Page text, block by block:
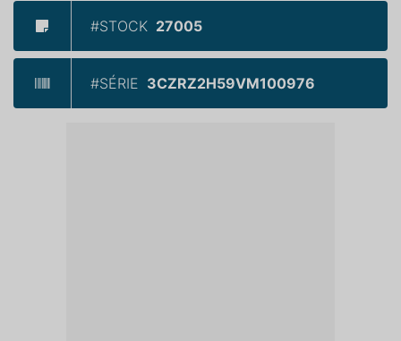
#STOCK 27005
#SÉRIE 3CZRZ2H59VM100976